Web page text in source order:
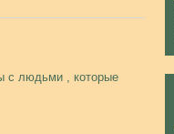
с людьми , которые